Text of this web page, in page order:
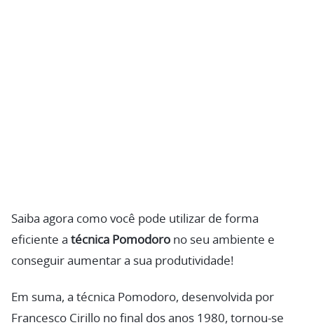
Saiba agora como você pode utilizar de forma
eficiente a técnica Pomodoro no seu ambiente e
conseguir aumentar a sua produtividade!
Em suma, a técnica Pomodoro, desenvolvida por
Francesco Cirillo no final dos anos 1980, tornou-se